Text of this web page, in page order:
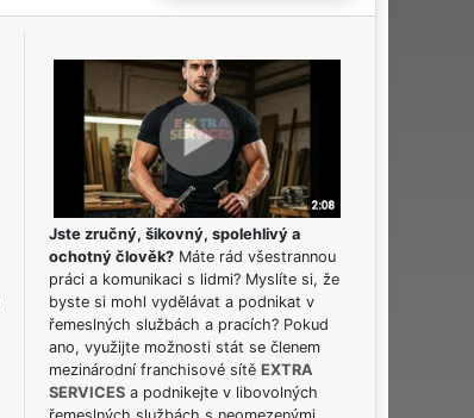
Jste zručný, šikovný, spolehlivý a
ochotný člověk? Máte rád všestrannou
práci a komunikaci s lidmi? Myslíte si, že
byste si mohl vydělávat a podnikat v
řemeslných službách a pracích? Pokud
ano, využijte možnosti stát se členem
mezinárodní franchisové sítě EXTRA
SERVICES a podnikejte v libovolných